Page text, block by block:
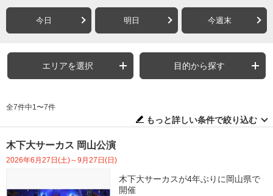
今日 明日 今週末
エリアを選択 目的から探す
全7件中1〜7件
もっと詳しい条件で絞り込む
木下大サーカス 岡山公演
2026年6月27日(土)～9月27日(日)
木下大サーカスが4年ぶりに岡山県で
開催